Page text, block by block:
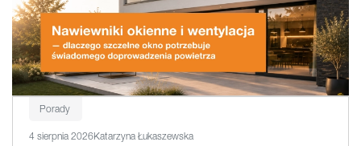
Porady
4 sierpnia 2026Katarzyna Łukaszewska